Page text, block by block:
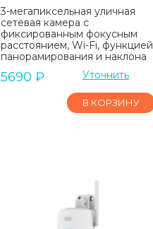
3-мегапиксельная уличная
сетевая камера с
фиксированным фокусным
расстоянием, Wi-Fi, функцией
панорамирования и наклона
5690 ₽ Уточнить
В КОРЗИНУ